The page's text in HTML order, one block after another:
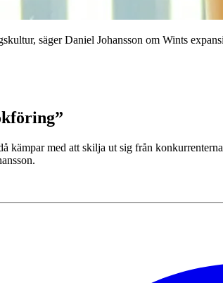
säger Daniel Johansson om Wints
kämpar med att skilja ut sig från